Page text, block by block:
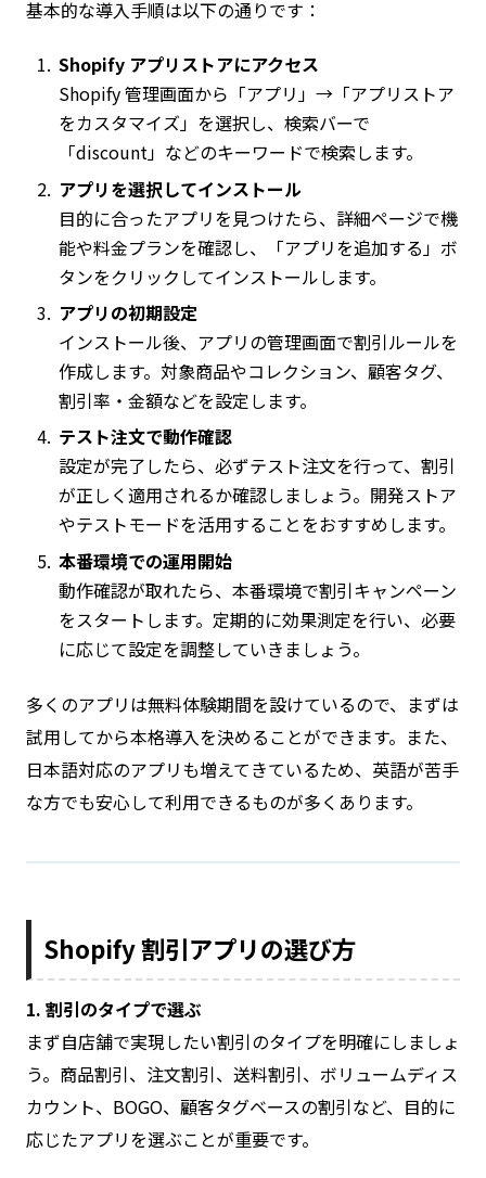
基本的な導入手順は以下の通りです：
Shopify アプリストアにアクセス
Shopify 管理画面から「アプリ」→「アプリストア
をカスタマイズ」を選択し、検索バーで
「discount」などのキーワードで検索します。
アプリを選択してインストール
目的に合ったアプリを見つけたら、詳細ページで機
能や料金プランを確認し、「アプリを追加する」ボ
タンをクリックしてインストールします。
アプリの初期設定
インストール後、アプリの管理画面で割引ルールを
作成します。対象商品やコレクション、顧客タグ、
割引率・金額などを設定します。
テスト注文で動作確認
設定が完了したら、必ずテスト注文を行って、割引
が正しく適用されるか確認しましょう。開発ストア
やテストモードを活用することをおすすめします。
本番環境での運用開始
動作確認が取れたら、本番環境で割引キャンペーン
をスタートします。定期的に効果測定を行い、必要
に応じて設定を調整していきましょう。
多くのアプリは無料体験期間を設けているので、まずは
試用してから本格導入を決めることができます。また、
日本語対応のアプリも増えてきているため、英語が苦手
な方でも安心して利用できるものが多くあります。
Shopify 割引アプリの選び方
1. 割引のタイプで選ぶ
まず自店舗で実現したい割引のタイプを明確にしましょ
う。商品割引、注文割引、送料割引、ボリュームディス
カウント、BOGO、顧客タグベースの割引など、目的に
応じたアプリを選ぶことが重要です。